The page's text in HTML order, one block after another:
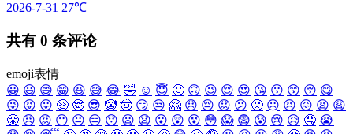
2026-7-31 27℃
共有 0 条评论
emoji表情
😀 😃 😄 😁 😆 😅 😂 🤣 ☺️ 😇 🙂 🙃 😉 😌 😍 😘 😗 😙 😚 😋
😜 😝 😛 🤑 🤓 😎 🤡 🤠 😏 😒 🤗 😞 😔 😟 😕 🙁 ☹️ 😣 😖 😫 😩
😤 😠 😡 😶 😐 😑 😯 😦 😧 😮 😲 😵 😳 😱 😨 😰 😢 😥 🤤 😭